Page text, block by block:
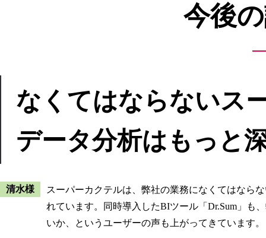
今後
なくてはならないス
データ分析はもっと
清水様
スーパーカクテルは、弊社の業務になくてはなら
れています。同時導入したBIツール「Dr.Sum」も
いか、というユーザーの声も上がってきています。